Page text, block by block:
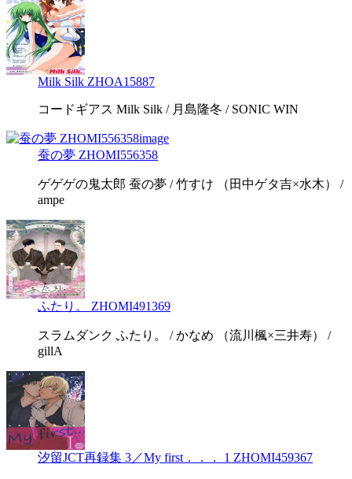
Milk Silk ZHOA15887
コードギアス Milk Silk / 月島隆冬 / SONIC WIN
蚕の夢 ZHOMI556358
ゲゲゲの鬼太郎 蚕の夢 / 竹すけ （田中ゲタ吉×水木） /
ampe
ふたり。 ZHOMI491369
スラムダンク ふたり。 / かなめ （流川楓×三井寿） /
gillA
汐留JCT再録集 3／My first．．． 1 ZHOMI459367